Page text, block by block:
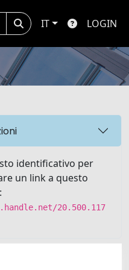
IT LOGIN
identificativo per
un link a questo
20.500.117